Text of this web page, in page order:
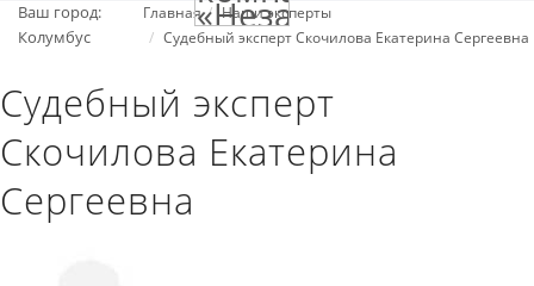
Ваш город:
Колумбус
Главная
Наши эксперты
Судебный эксперт Скочилова Екатерина Сергеевна
Судебный эксперт
Скочилова Екатерина
Сергеевна